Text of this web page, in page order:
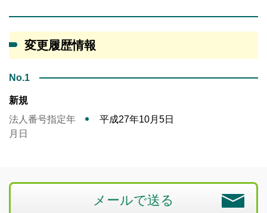
変更履歴情報
No.1
新規
法人番号指定年
月日
平成27年10月5日
メールで送る